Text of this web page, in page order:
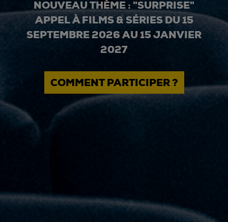
NOUVEAU THÈME : "SURPRISE"
APPEL À FILMS & SÉRIES DU 15
SEPTEMBRE 2026 AU 15 JANVIER
2027
COMMENT PARTICIPER ?